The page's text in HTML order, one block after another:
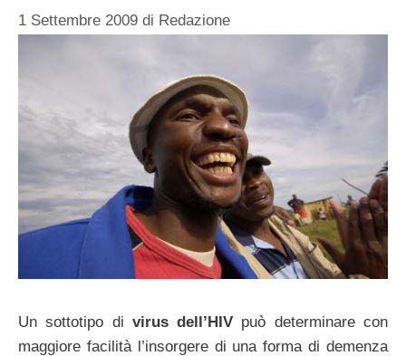
1 Settembre 2009 di Redazione
Un sottotipo di virus dell’HIV può determinare con
maggiore facilità l’insorgere di una forma di demenza